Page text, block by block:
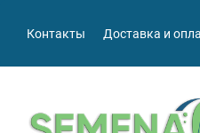
Контакты Доставка и